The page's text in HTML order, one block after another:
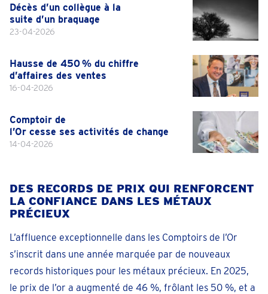
Décès d’un collègue à la
suite d’un braquage
23-04-2026
Hausse de 450 % du chiffre
d’affaires des ventes
16-04-2026
Comptoir de
l’Or cesse ses activités de change
14-04-2026
DES RECORDS DE PRIX QUI RENFORCENT
LA CONFIANCE DANS LES MÉTAUX
PRÉCIEUX
L’affluence exceptionnelle dans les Comptoirs de l’Or
s’inscrit dans une année marquée par de nouveaux
records historiques pour les métaux précieux. En 2025,
le prix de l’or a augmenté de 46 %, frôlant les 50 %, et a